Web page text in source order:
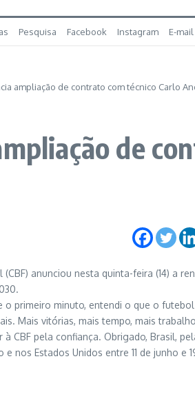
Pesquisa Facebook Instagram E-mail
ampliação de contrato com técnico Carlo
de
(CBF) anunciou nesta quinta-feira (14)
o primeiro minuto, entendi o que o
Mais vitórias, mais tempo, mais
CBF pela confiança. Obrigado, Brasil,
nos Estados Unidos entre 11 de junho e